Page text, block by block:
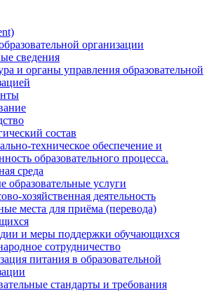
организации
сведения
и органы управления образовательной
состав
техническое обеспечение и
образовательного процесса.
среда
образовательные услуги
хозяйственная деятельность
места для приёма (перевода)
и меры поддержки обучающихся
сотрудничество
питания в образовательной
стандарты и требования